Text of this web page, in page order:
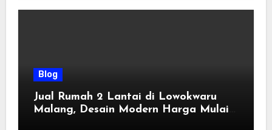
Blog
Jual Rumah 2 Lantai di Lowokwaru
Malang, Desain Modern Harga Mulai